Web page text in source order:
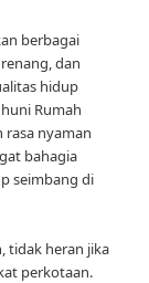
berbagai
dan
hidup
Rumah
nyaman
bahagia
seimbang di
tidak heran jika
perkotaan.